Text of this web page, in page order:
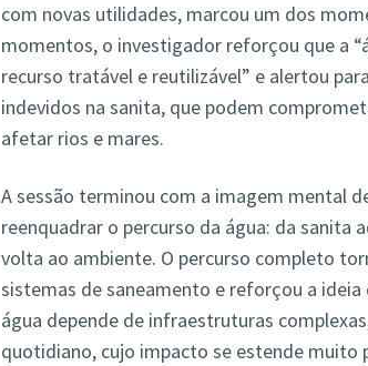
com novas utilidades, marcou um dos
momentos, o investigador reforçou que a
recurso tratável e reutilizável” e alertou
indevidos na sanita, que podem
afetar rios e mares.
A sessão terminou com a imagem mental
reenquadrar o percurso da água: da sanita
volta ao ambiente. O percurso completo
sistemas de saneamento e reforçou a
água depende de infraestruturas
quotidiano, cujo impacto se estende muito